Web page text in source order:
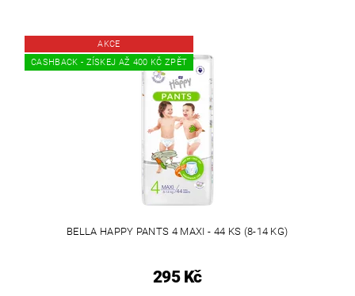
AKCE
CASHBACK - ZÍSKEJ AŽ 400 KČ ZPĚT
BELLA HAPPY PANTS 4 MAXI - 44 KS (8-14 KG)
295 Kč